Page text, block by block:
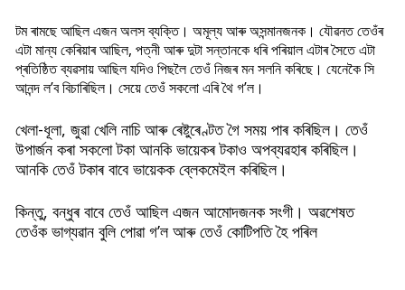
টম ৰামছে আছিল এজন অলস ব্যক্তি। অমূল্য আৰু অসন্মানজনক। যৌৱনত তেওঁৰ
এটা মান্য কেৰিয়াৰ আছিল, পত্নী আৰু দুটা সন্তানকে ধৰি পৰিয়াল এটাৰ সৈতে এটা
প্ৰতিষ্ঠিত ব্যৱসায় আছিল যদিও পিছলৈ তেওঁ নিজৰ মন সলনি কৰিছে। যেনেকৈ সি
আনন্দ ল’ব বিচাৰিছিল। সেয়ে তেওঁ সকলো এৰি থৈ গ’ল।
খেলা-ধূলা, জুৱা খেলি নাচি আৰু ৰেষ্টুৰেণ্টত গৈ সময় পাৰ কৰিছিল। তেওঁ
উপাৰ্জন কৰা সকলো টকা আনকি ভায়েকৰ টকাও অপব্যৱহাৰ কৰিছিল।
আনকি তেওঁ টকাৰ বাবে ভায়েকক ব্লেকমেইল কৰিছিল।
কিন্তু, বন্ধুৰ বাবে তেওঁ আছিল এজন আমোদজনক সংগী। অৱশেষত
তেওঁক ভাগ্যৱান বুলি পোৱা গ’ল আৰু তেওঁ কোটিপতি হৈ পৰিল